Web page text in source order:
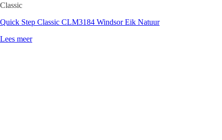
Classic
Quick Step Classic CLM3184 Windsor Eik Natuur
Lees meer